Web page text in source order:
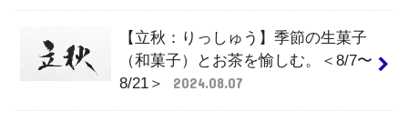
【立秋：りっしゅう】季節の生菓子
（和菓子）とお茶を愉しむ。＜8/7〜
8/21＞
2024.08.07